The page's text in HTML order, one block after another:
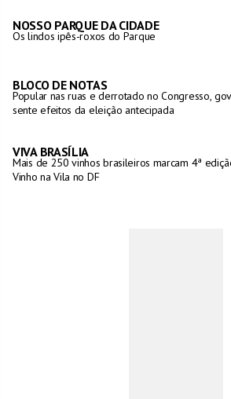
NOSSO PARQUE DA CIDADE
Os lindos ipês-roxos do Parque
BLOCO DE NOTAS
Popular nas ruas e derrotado no Congresso,
sente efeitos da eleição antecipada
VIVA BRASÍLIA
Mais de 250 vinhos brasileiros marcam 4ª
Vinho na Vila no DF